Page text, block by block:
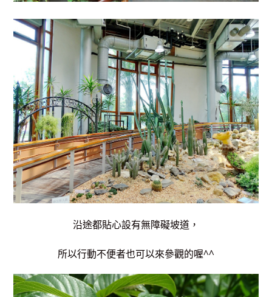
沿途都貼心設有無障礙坡道，
所以行動不便者也可以來參觀的喔^^